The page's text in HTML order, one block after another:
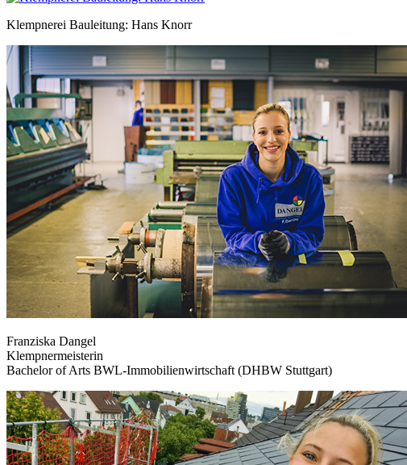
Klempnerei Bauleitung: Hans Knorr
Franziska Dangel
Klempnermeisterin
Bachelor of Arts BWL-Immobilienwirtschaft (DHBW Stuttgart)